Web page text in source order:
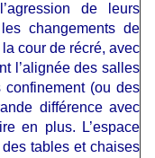
de leurs
changements de
cour de récré, avec
l’alignée des salles
(ou des
différence avec
en plus. L’espace
tables et chaises